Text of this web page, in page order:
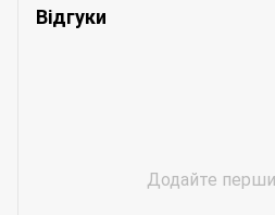
Відгуки
Додайте